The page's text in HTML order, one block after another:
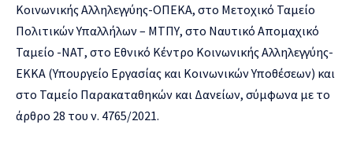
Κοινωνικής Αλληλεγγύης-ΟΠΕΚΑ, στο Μετοχικό Ταμείο
Πολιτικών Υπαλλήλων – ΜΤΠΥ, στο Ναυτικό Απομαχικό
Ταμείο -ΝΑΤ, στο Εθνικό Κέντρο Κοινωνικής Αλληλεγγύης-
ΕΚΚΑ (Υπουργείο Εργασίας και Κοινωνικών Υποθέσεων) και
στο Ταμείο Παρακαταθηκών και Δανείων, σύμφωνα με το
άρθρο 28 του ν. 4765/2021.